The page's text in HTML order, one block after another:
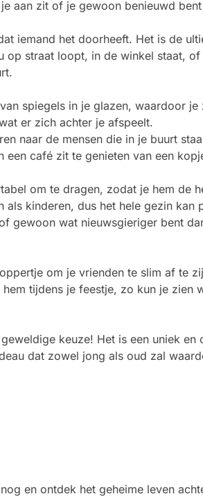
aan zit of je gewoon benieuwd
iemand het doorheeft. Het is de
op straat loopt, in de winkel staat, of
spiegels in je glazen, waardoor je
er zich achter je afspeelt.
naar de mensen die in je buurt
café zit te genieten van een
om te dragen, zodat je hem de
kinderen, dus het hele gezin kan
gewoon wat nieuwsgieriger bent
om je vrienden te slim af te
tijdens je feestje, zo kun je zien
keuze! Het is een uniek en
dat zowel jong als oud zal
en ontdek het geheime leven